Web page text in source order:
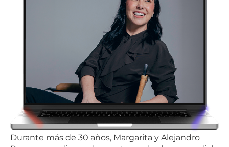
Durante más de 30 años, Margarita y Alejandro